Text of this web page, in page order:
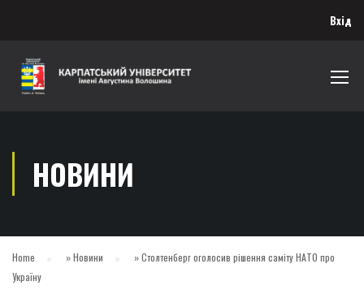
Вхід
НОВИНИ
Home »Новини »Столтенберг оголосив рішення саміту НАТО про
Україну